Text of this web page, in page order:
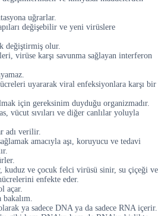
uğrarlar.
değişebilir ve yeni virüslere
değiştirmiş olur.
virüse karşı savunma sağlayan interferon
uyararak viral enfeksiyonlara karşı bir
için gereksinim duyduğu organizmadır.
vücut sıvıları ve diğer canlılar yoluyla
adı verilir.
amacıyla aşı, koruyucu ve tedavi
kuduz ve çocuk felci virüsü sinir, su çiçeği ve
enfekte eder.
açar.
bakalım.
ya sadece DNA ya da sadece RNA içerir.